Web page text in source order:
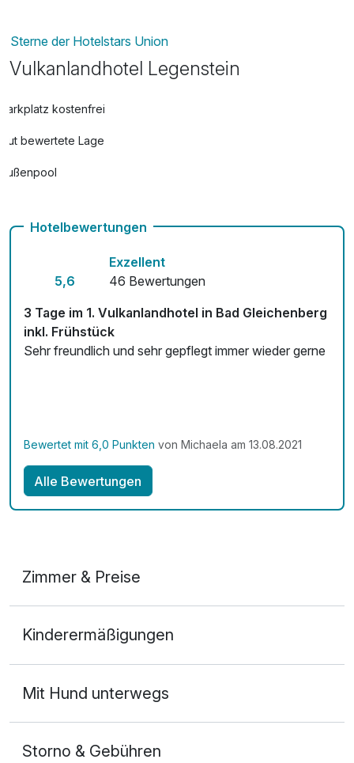
Maniküre Relax
pro Stück (50 Minuten)
Romantic Welcome am Zimmer 59,00 €
pro Person (25 Minuten)
Zirbenöl-Ganzkörpermassage 92,00 €
Sterne der Hotelstars Union
Vulkanlandhotel Legenstein
Parkplatz kostenfrei
Gut bewertete Lage
Außenpool
Hunde im Hotel erlaubt für 24,00 € pro Stück / Nacht
Auch vegetarische Speisen
Fitnessgeräte stehen bereit
Hotelbewertungen
5,6
Exzellent
46 Bewertungen
3 Tage im 1. Vulkanlandhotel in Bad Gleichenberg
inkl. Frühstück
Sehr freundlich und sehr gepflegt immer wieder gerne
Bewertet mit 6,0 Punkten von Michaela am 13.08.2021
Alle Bewertungen
Zimmer & Preise
2 Erwachsene
Kinderermäßigungen
Mit Hund unterwegs
Storno & Gebühren